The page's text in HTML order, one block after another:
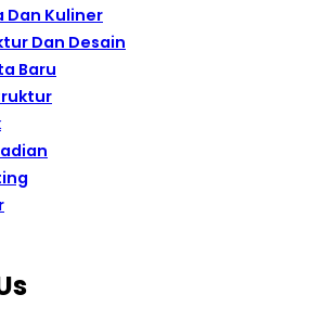
Dan Kuliner
Dan Desain
Baru